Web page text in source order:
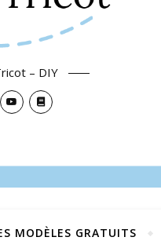
– DIY
MODÈLES GRATUITS